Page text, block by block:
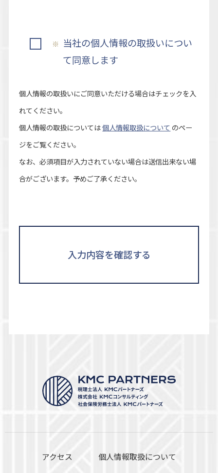
当社の個人情報の取扱いについ
て同意します
個人情報の取扱いにご同意いただける場合はチェックを入
れてください。
個人情報の取扱については個人情報取扱について のペー
ジをご覧ください。
なお、必須項目が入力されていない場合は送信出来ない場
合がございます。予めご了承ください。
入力内容を確認する
アクセス 個人情報取扱について